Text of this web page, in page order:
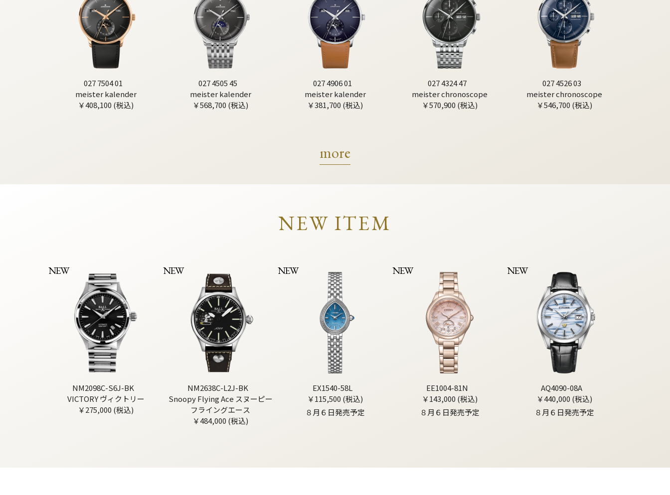
027 7504 01
meister kalender
￥408,100 (税込)
027 4505 45
meister kalender
￥568,700 (税込)
027 4906 01
meister kalender
￥381,700 (税込)
027 4324 47
meister chronoscope
￥570,900 (税込)
027 4526 03
meister chronoscope
￥546,700 (税込)
more
NEW ITEM
NEW
NM2098C-S6J-BK
VICTORY ヴィクトリー
￥275,000 (税込)
NEW
NM2638C-L2J-BK
Snoopy Flying Ace スヌーピー
フライングエース
￥484,000 (税込)
NEW
EX1540-58L
￥115,500 (税込)
８月６日発売予定
NEW
EE1004-81N
￥143,000 (税込)
８月６日発売予定
NEW
AQ4090-08A
￥440,000 (税込)
８月６日発売予定